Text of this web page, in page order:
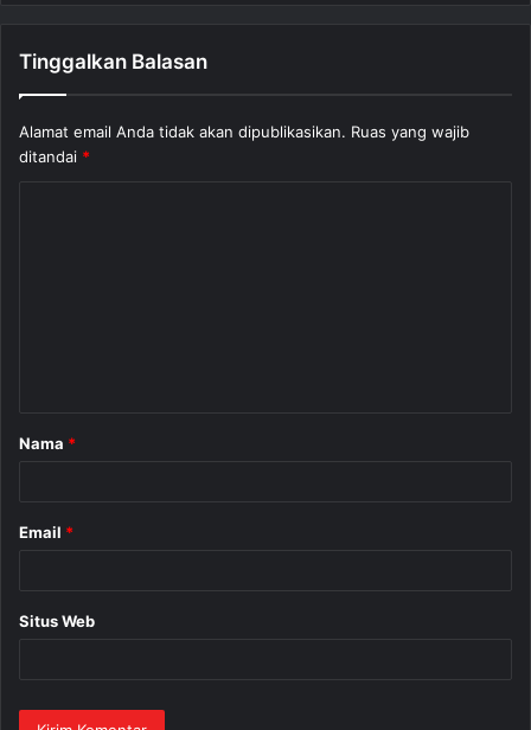
Tinggalkan Balasan
Alamat email Anda tidak akan dipublikasikan. Ruas yang wajib
ditandai *
r
Nama *
Email *
Situs Web